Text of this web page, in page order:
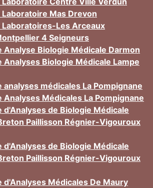
Laboratoire Mas Drevon
Laboratoires-Les Arceaux
4 Seigneurs
Analyse Biologie Médicale Darmon
Analyses Biologie Médicale Lampe
analyses médicales La Pompignane
Analyses Médicales La Pompignane
d'Analyses de Biologie Médicale
Paillisson Régnier-Vigouroux
d'Analyses de Biologie Médicale
Paillisson Régnier-Vigouroux
d'Analyses Médicales De Maury